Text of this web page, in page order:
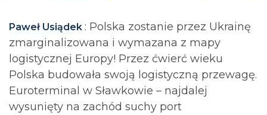
Paweł Usiądek : Polska zostanie przez Ukrainę
zmarginalizowana i wymazana z mapy
logistycznej Europy! Przez ćwierć wieku
Polska budowała swoją logistyczną przewagę.
Euroterminal w Sławkowie – najdalej
wysunięty na zachód suchy port